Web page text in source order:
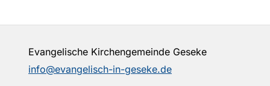
Evangelische Kirchengemeinde Geseke
info@evangelisch-in-geseke.de